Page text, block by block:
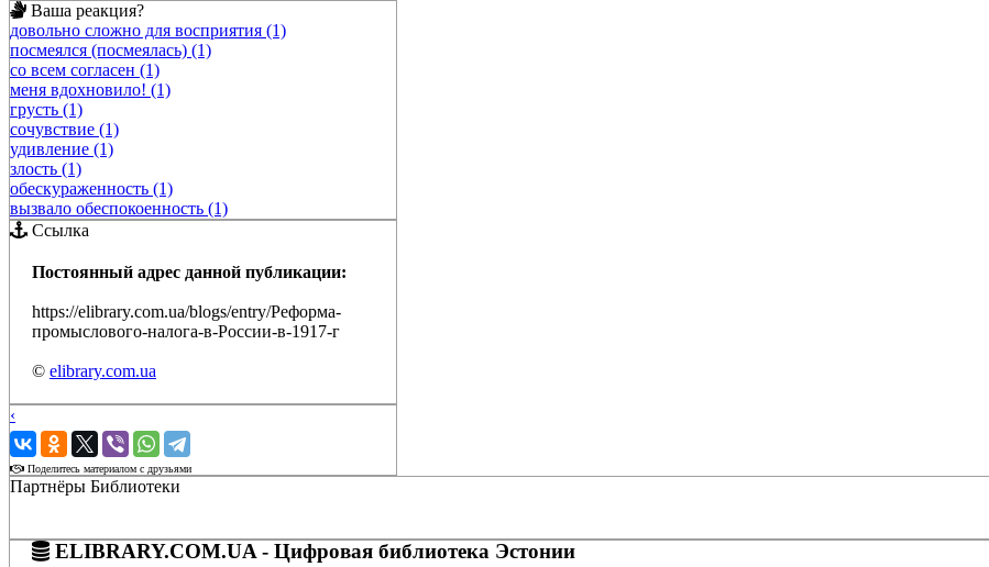
Ваша реакция?
довольно сложно для восприятия (1)
посмеялся (посмеялась) (1)
со всем согласен (1)
меня вдохновило! (1)
грусть (1)
сочувствие (1)
удивление (1)
злость (1)
обескураженность (1)
вызвало обеспокоенность (1)
Ссылка
Постоянный адрес данной публикации:
https://elibrary.com.ua/blogs/entry/Реформа-
промыслового-налога-в-России-в-1917-г
© elibrary.com.ua
‹
›
Поделитесь материалом с друзьями
Партнёры Библиотеки
ELIBRARY.COM.UA - Цифровая библиотека Эстонии